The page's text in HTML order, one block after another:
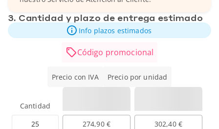
3. Cantidad y plazo de entrega estimado
Info plazos estimados
Código promocional
Precio con IVA Precio por unidad
Cantidad
25
274,90 € 302,40 €